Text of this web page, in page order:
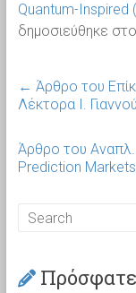
Quantum-Inspired
δημοσιεύθηκε
← Άρθρο του
Λέκτορα Ι.
Άρθρο του Αναπλ.
Prediction Markets